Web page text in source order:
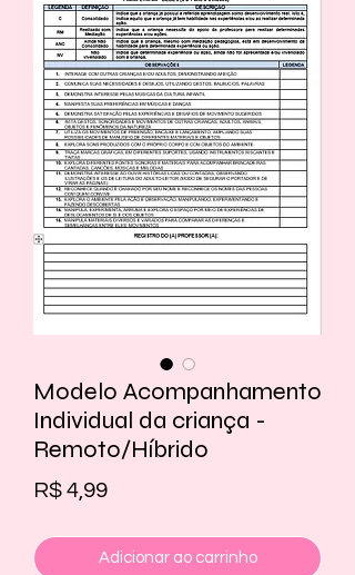
Modelo Acompanhamento
Individual da criança -
Remoto/Híbrido
R$ 4,99Preço
Adicionar ao carrinho